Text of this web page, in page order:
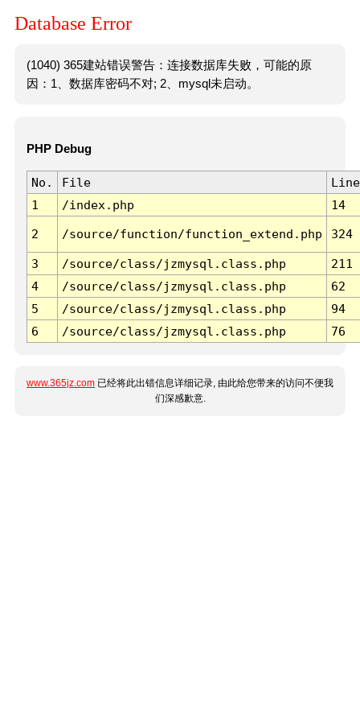
Database Error
(1040) 365建站错误警告：连接数据库失败，可能的原
因：1、数据库密码不对; 2、mysql未启动。
PHP Debug
No. File
Line
1
/index.php 14
2 /source/function/function_extend.php 324
3 /source/class/jzmysql.class.php
211
4
/source/class/jzmysql.class.php
62
5
/source/class/jzmysql.class.php
94
6
/source/class/jzmysql.class.php 76
www.365jz.com 已经将此出错信息详细记录, 由此给您带来的访问不便我
们深感歉意.